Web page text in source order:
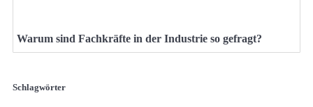
Warum sind Fachkräfte in der Industrie so gefragt?
Schlagwörter